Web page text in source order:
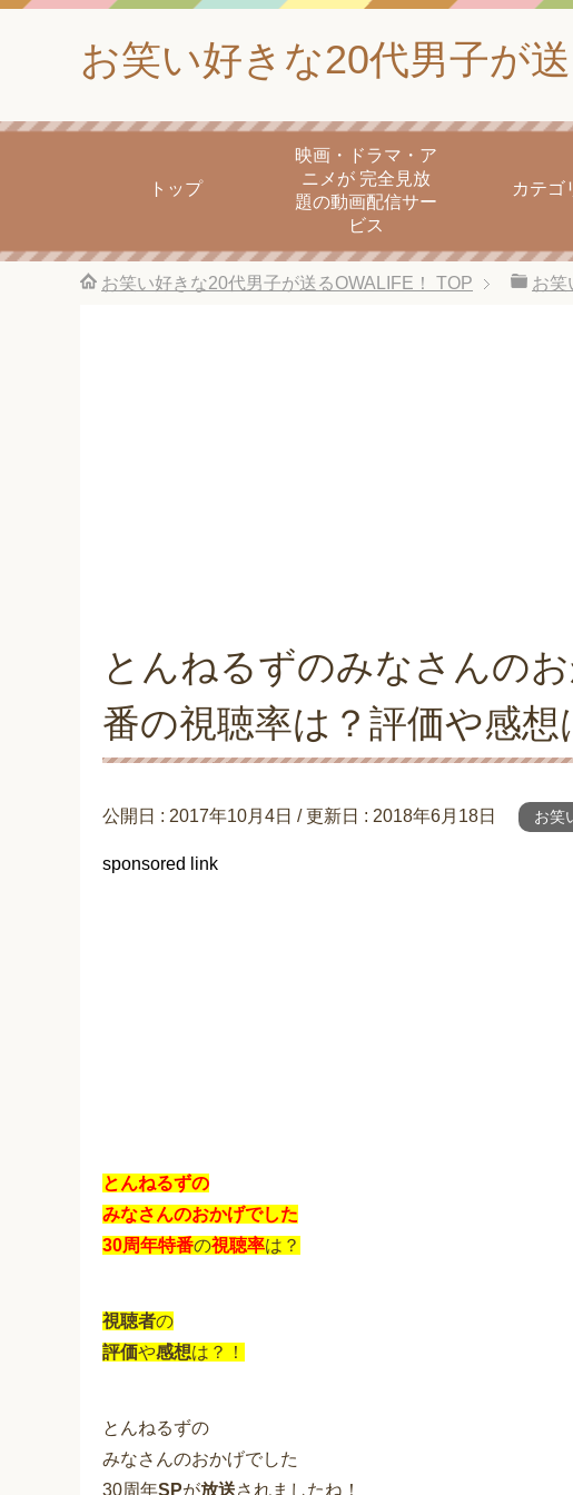
お笑い好きな20代男子が送
トップ
映画・ドラマ・ア
ニメが 完全見放
題の動画配信サー
ビス
カテゴ
お笑い好きな20代男子が送るOWALIFE！ TOP お笑
とんねるずのみなさんの
番の視聴率は？評価や感想
公開日 : 2017年10月4日 / 更新日 : 2018年6月18日 お笑
sponsored link
とんねるずの
みなさんのおかげでした
30周年特番の視聴率は？
視聴者の
評価や感想は？！
とんねるずの
みなさんのおかげでした
30周年SPが放送されましたね！